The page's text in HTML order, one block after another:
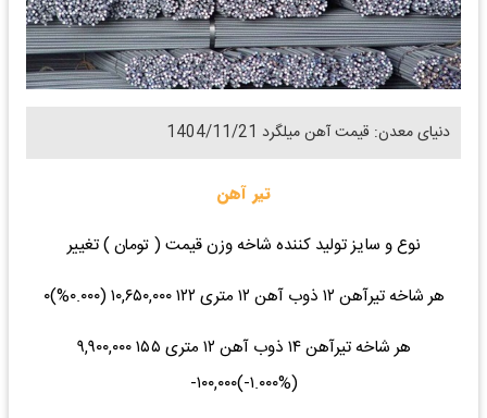
دنیای معدن: قیمت آهن میلگرد 1404/11/21
تیر آهن
نوع و سایز تولید کننده شاخه وزن قیمت ( تومان ) تغییر
هر شاخه تیرآهن ۱۲ ذوب آهن ۱۲ متری ۱۲۲ ۱۰,۶۵۰,۰۰۰ (۰.۰۰۰%)۰
هر شاخه تیرآهن ۱۴ ذوب آهن ۱۲ متری ۱۵۵ ۹,۹۰۰,۰۰۰
(‎-۱.۰۰۰%‌)‎-۱۰۰,۰۰۰‌